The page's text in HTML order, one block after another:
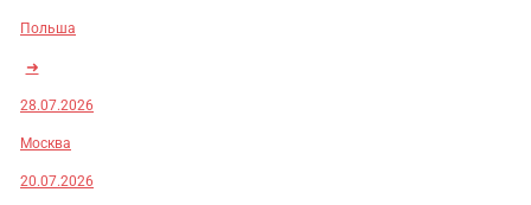
Польша
➜
28.07.2026
Москва
20.07.2026